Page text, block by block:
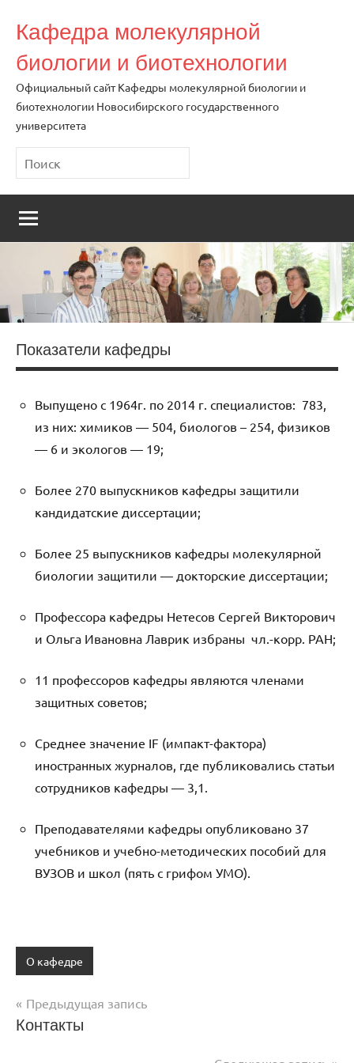
содержимому
Кафедра молекулярной
биологии и биотехнологии
Официальный сайт Кафедры молекулярной биологии и
биотехнологии Новосибирского государственного
университета
Поиск
Показатели кафедры
Выпущено с 1964г. по 2014 г. специалистов: 783,
из них: химиков — 504, биологов – 254, физиков
— 6 и экологов — 19;
Более 270 выпускников кафедры защитили
кандидатские диссертации;
Более 25 выпускников кафедры молекулярной
биологии защитили — докторские диссертации;
Профессора кафедры Нетесов Сергей Викторович
и Ольга Ивановна Лаврик избраны чл.-корр. РАН;
11 профессоров кафедры являются членами
защитных советов;
Среднее значение IF (импакт-фактора)
иностранных журналов, где публиковались статьи
сотрудников кафедры — 3,1.
Преподавателями кафедры опубликовано 37
учебников и учебно-методических пособий для
ВУЗОВ и школ (пять с грифом УМО).
О кафедре
Навигация
по
Предыдущая запись
Контакты